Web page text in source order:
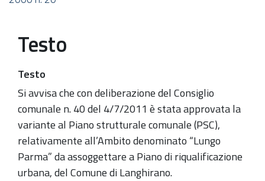
Testo
Testo
Si avvisa che con deliberazione del Consiglio
comunale n. 40 del 4/7/2011 è stata approvata la
variante al Piano strutturale comunale (PSC),
relativamente all’Ambito denominato “Lungo
Parma” da assoggettare a Piano di riqualificazione
urbana, del Comune di Langhirano.